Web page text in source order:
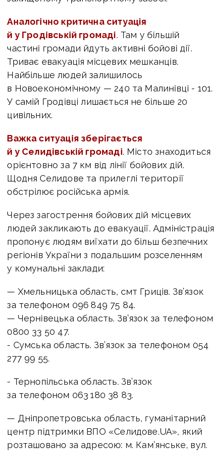
Аналогічно критична ситуація
й у Гродівській громаді. Там у більшій
частині громади йдуть активні бойові дії.
Триває евакуація місцевих мешканців.
Найбільше людей залишилось
в Новоекономічному — 240 та Малинівці - 101.
У самій Гродівці лишається не більше 20
цивільних.
Важка ситуація зберігається
й у Селидівській громаді. Місто знаходиться
орієнтовно за 7 км від лінії бойових дій.
Щодня Селидове та прилеглі території
обстрілює російська армія.
Через загострення бойових дій місцевих
людей закликають до евакуації. Адміністрація
пропонує людям виїхати до більш безпечних
регіонів України з подальшим розселенням
у комунальні заклади:
— Хмельницька область, смт Гриців. Зв’язок
за телефоном 096 849 75 84.
— Чернівецька область. Зв’язок за телефоном
0800 33 50 47.
-‎ Сумська область. Зв’язок за телефоном 054
277 99 55.
-‎ Тернопільська область. Зв’язок
за телефоном 063 180 38 83.
— Дніпропетровська область, гуманітарний
центр підтримки ВПО «Селидове.UA», який
розташовано за адресою: м. Кам’янське, вул.